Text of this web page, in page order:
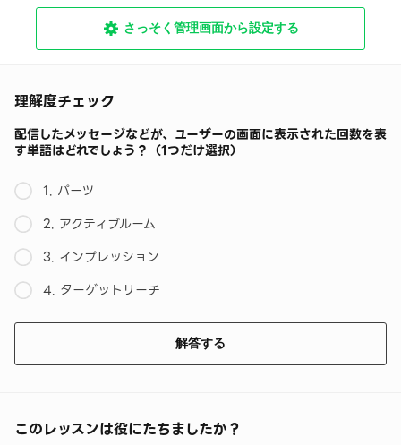
さっそく管理画面から設定する
理解度チェック
配信したメッセージなどが、ユーザーの画面に表示された回数を表
す単語はどれでしょう？（1つだけ選択）
1. パーツ
2. アクティブルーム
3. インプレッション
4. ターゲットリーチ
解答する
このレッスンは役にたちましたか？